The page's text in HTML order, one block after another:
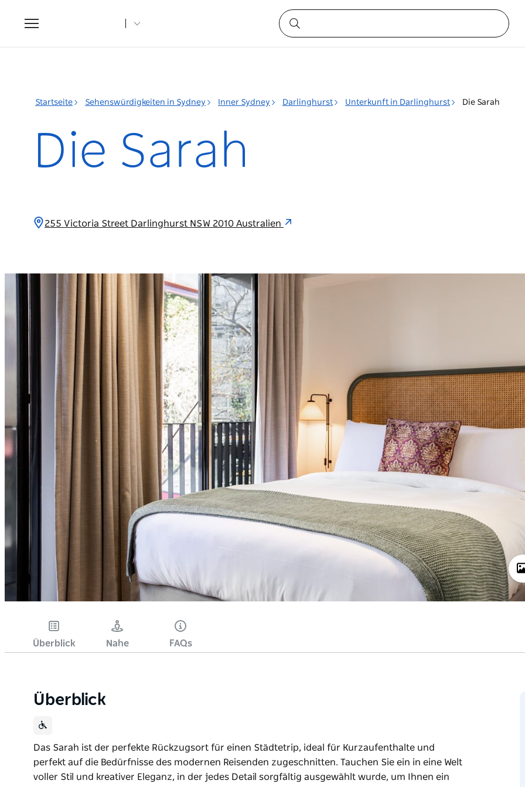
Toggle
navigation
Startseite Sehenswürdigkeiten in Sydney Inner Sydney Darlinghurst Unterkunft in Darlinghurst Die Sarah
Die Sarah
255 Victoria Street Darlinghurst NSW 2010 Australien
Überblick Nahe FAQs
Überblick
Das Sarah ist der perfekte Rückzugsort für einen Städtetrip, ideal für Kurzaufenthalte und
perfekt auf die Bedürfnisse des modernen Reisenden zugeschnitten. Tauchen Sie ein in eine Welt
voller Stil und kreativer Eleganz, in der jedes Detail sorgfältig ausgewählt wurde, um Ihnen ein